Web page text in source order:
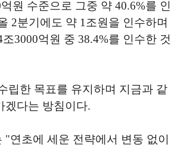
원 수준으로 그중 약 40.6%를 인
2분기에도 약 1조원을 인수하며
3000억원 중 38.4%를 인수한 것
립한 목표를 유지하며 지금과 같
겠다는 방침이다.
"연초에 세운 전략에서 변동 없이